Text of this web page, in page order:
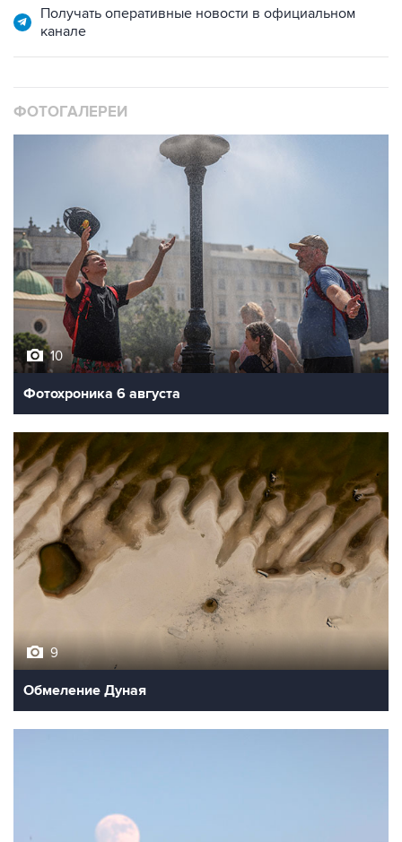
Получать оперативные новости в официальном
канале
ФОТОГАЛЕРЕИ
10
Фотохроника 6 августа
9
Обмеление Дуная